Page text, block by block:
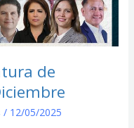
de
/ 12/05/2025